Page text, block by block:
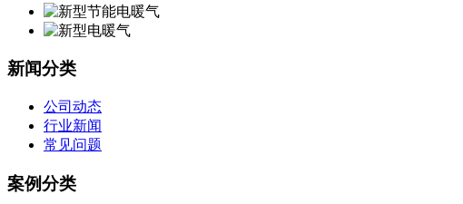
新闻分类
公司动态
行业新闻
常见问题
案例分类